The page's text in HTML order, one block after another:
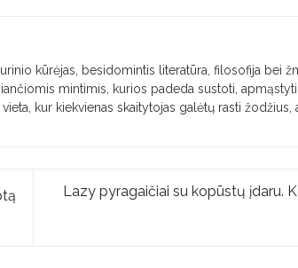
kūrėjas, besidomintis literatūra, filosofija bei
mintimis, kurios padeda sustoti,
kur kiekvienas skaitytojas galėtų rasti žodžius,
Lazy pyragaičiai su kopūstų įdaru.